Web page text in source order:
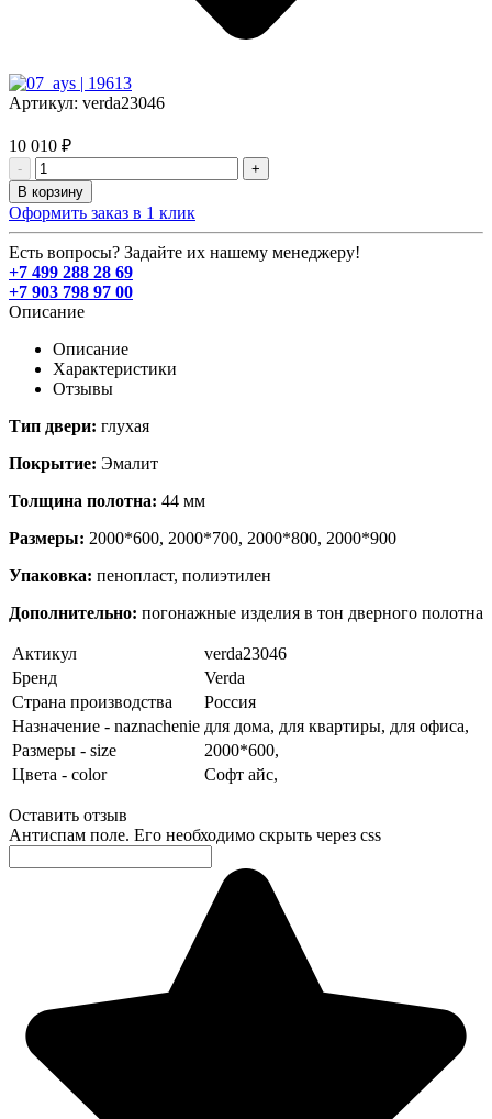
Артикул: verda23046
10 010 ₽
-
+
В корзину
Оформить заказ в 1 клик
Есть вопросы? Задайте их нашему менеджеру!
+7 499 288 28 69
+7 903 798 97 00
Описание
Описание
Характеристики
Отзывы
Тип двери: глухая
Покрытие: Эмалит
Толщина полотна: 44 мм
Размеры: 2000*600, 2000*700, 2000*800, 2000*900
Упаковка: пенопласт, полиэтилен
Дополнительно: погонажные изделия в тон дверного полотна
Актикул
verda23046
Бренд
Verda
Страна производства
Россия
Назначение - naznachenie для дома, для квартиры, для офиса,
Размеры - size
2000*600,
Цвета - color
Софт айс,
Оставить отзыв
Антиспам поле. Его необходимо скрыть через css